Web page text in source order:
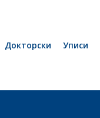
Докторски Уписи